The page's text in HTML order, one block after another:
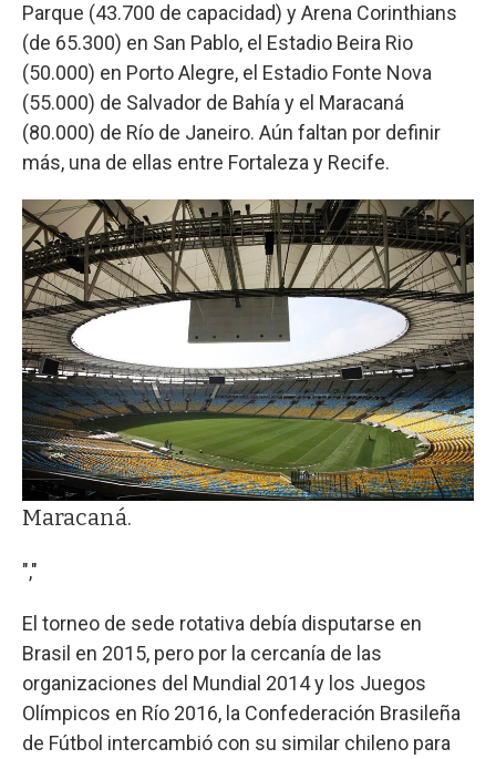
Parque (43.700 de capacidad) y Arena Corinthians
(de 65.300) en San Pablo, el Estadio Beira Rio
(50.000) en Porto Alegre, el Estadio Fonte Nova
(55.000) de Salvador de Bahía y el Maracaná
(80.000) de Río de Janeiro. Aún faltan por definir
más, una de ellas entre Fortaleza y Recife.
Maracaná.
","
El torneo de sede rotativa debía disputarse en
Brasil en 2015, pero por la cercanía de las
organizaciones del Mundial 2014 y los Juegos
Olímpicos en Río 2016, la Confederación Brasileña
de Fútbol intercambió con su similar chileno para